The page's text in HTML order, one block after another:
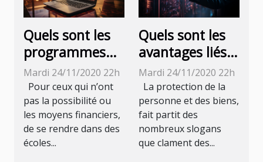
Quels sont les
programmes
offerts par la
MBA en ligne ?
Mardi 24/11/2020 22h
Pour ceux qui n’ont
pas la possibilité ou
les moyens financiers,
de se rendre dans des
écoles...
Quels sont les
avantages liés à
l’utilisation de
la
biométrie pour
la sécurité ?
Mardi 24/11/2020 22h
La protection de la
personne et des biens,
fait partit des
nombreux slogans
que clament des...